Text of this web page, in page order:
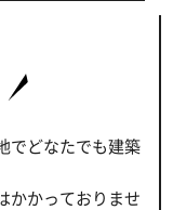
でどなたでも建築
かかっておりませ